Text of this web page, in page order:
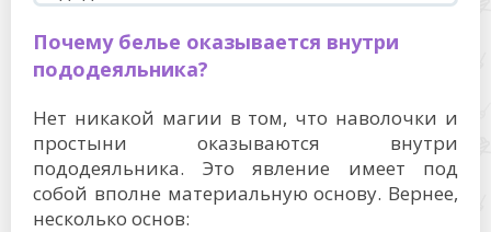
Почему белье оказывается внутри
пододеяльника?
Нет никакой магии в том, что наволочки и
простыни оказываются внутри
пододеяльника. Это явление имеет под
собой вполне материальную основу. Вернее,
несколько основ: